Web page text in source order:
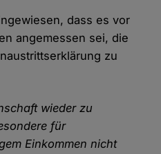
dass es vor
angemessen sei, die
zu
wieder zu
für
Einkommen nicht